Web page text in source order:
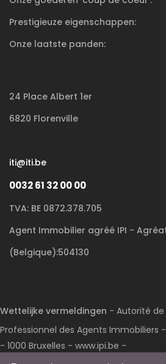
Prestigieuze eigenschappen:
Onze laatste panden:
24 Place Albert 1er
6820 Florenville
iti@iti.be
0032 61 32 00 00
TVA: BE 0872.378.705
Agent Immobilier agréé IPI -
(Belgique):504130
Wettelijke vermeldingen - Autorité de
Professionnel des Agents Immobiliers
- 1000 Bruxelles - www.ipi.be -